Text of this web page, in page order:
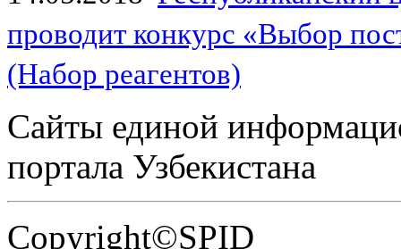
проводит конкурс «Выбор
(Набор реагентов)
Сайты единой
портала Узбекистана
Copyright©SPID